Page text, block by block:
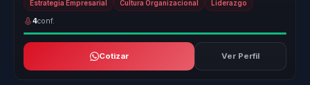
Estrategia Empresarial Cultura Organizacional Liderazgo
4conf.
Cotizar Ver Perfil